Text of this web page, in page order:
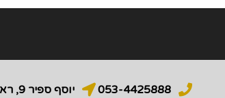
053-4425888
יוסף ספיר 9, ראשון לציון